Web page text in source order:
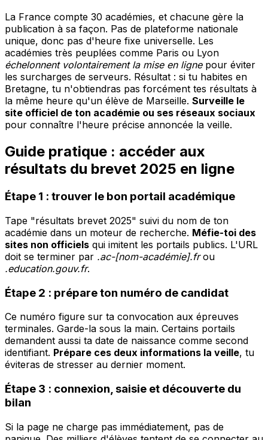
La France compte 30 académies, et chacune gère la
publication à sa façon. Pas de plateforme nationale
unique, donc pas d'heure fixe universelle. Les
académies très peuplées comme Paris ou Lyon
échelonnent volontairement la mise en lignepour éviter
les surcharges de serveurs. Résultat : si tu habites en
Bretagne, tu n'obtiendras pas forcément tes résultats à
la même heure qu'un élève de Marseille. Surveille le
site officiel de ton académie ou ses réseaux sociaux
pour connaître l'heure précise annoncée la veille.
Guide pratique : accéder aux
résultats du brevet 2025 en ligne
Étape 1 : trouver le bon portail académique
Tape "résultats brevet 2025" suivi du nom de ton
académie dans un moteur de recherche. Méfie-toi des
sites non officiels qui imitent les portails publics. L'URL
doit se terminer par .ac-[nom-académie].frou
.education.gouv.fr.
Étape 2 : prépare ton numéro de candidat
Ce numéro figure sur ta convocation aux épreuves
terminales. Garde-la sous la main. Certains portails
demandent aussi ta date de naissance comme second
identifiant. Prépare ces deux informations la veille, tu
éviteras de stresser au dernier moment.
Étape 3 : connexion, saisie et découverte du
bilan
Si la page ne charge pas immédiatement, pas de